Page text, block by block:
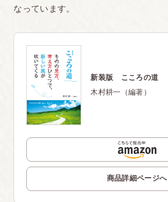
なっています。
新装版 こころの道
木村耕一（編著）
商品詳細ページへ